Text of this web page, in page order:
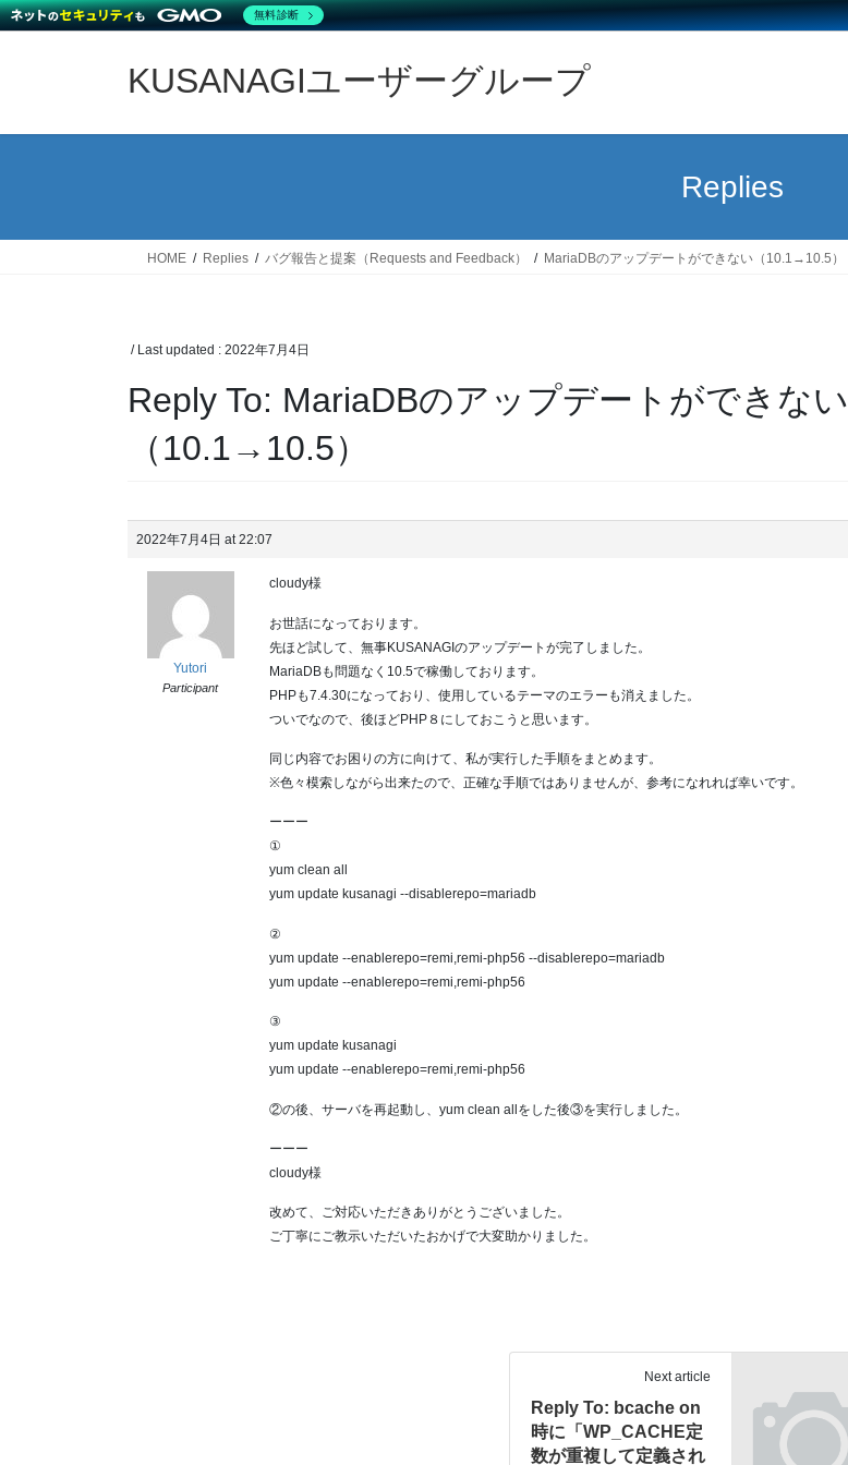
KUSANAGIユーザーグループ
Replies
HOME Replies バグ報告と提案（Requests and Feedback） MariaDBのアップデートができない（10.1→10.5）
/ Last updated : 2022年7月4日
Reply To: MariaDBのアップデートができない
（10.1→10.5）
2022年7月4日 at 22:07
Yutori
Participant
cloudy様
お世話になっております。
先ほど試して、無事KUSANAGIのアップデートが完了しました。
MariaDBも問題なく10.5で稼働しております。
PHPも7.4.30になっており、使用しているテーマのエラーも消えました。
ついでなので、後ほどPHP８にしておこうと思います。
同じ内容でお困りの方に向けて、私が実行した手順をまとめます。
※色々模索しながら出来たので、正確な手順ではありませんが、参考になれれば幸いです。
ーーー
①
yum clean all
yum update kusanagi --disablerepo=mariadb
②
yum update --enablerepo=remi,remi-php56 --disablerepo=mariadb
yum update --enablerepo=remi,remi-php56
③
yum update kusanagi
yum update --enablerepo=remi,remi-php56
②の後、サーバを再起動し、yum clean allをした後③を実行しました。
ーーー
cloudy様
改めて、ご対応いただきありがとうございました。
ご丁寧にご教示いただいたおかげで大変助かりました。
Next article
Reply To: bcache on
時に「WP_CACHE定
数が重複して定義され
無料診断